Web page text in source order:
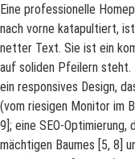
Eine professionelle
nach vorne katapultiert,
netter Text. Sie ist ein
auf soliden Pfeilern steht.
ein responsives Design,
(vom riesigen Monitor im
9]; eine SEO-
mächtigen Baumes [5, 8]